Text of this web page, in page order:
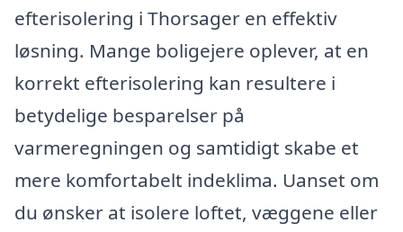
efterisolering i Thorsager en effektiv
løsning. Mange boligejere oplever, at en
korrekt efterisolering kan resultere i
betydelige besparelser på
varmeregningen og samtidigt skabe et
mere komfortabelt indeklima. Uanset om
du ønsker at isolere loftet, væggene eller